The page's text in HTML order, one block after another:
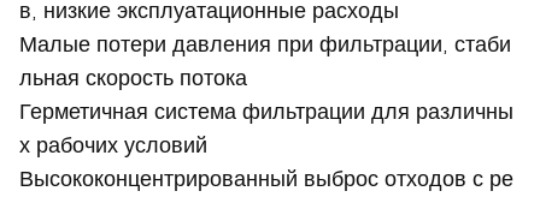
в, низкие эксплуатационные расходы
Малые потери давления при фильтрации, стаби
льная скорость потока
Герметичная система фильтрации для различны
х рабочих условий
Высококонцентрированный выброс отходов с ре